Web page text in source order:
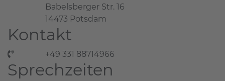
Babelsberger Str. 16
14473 Potsdam
Kontakt
+49 331 88714966
Sprechzeiten